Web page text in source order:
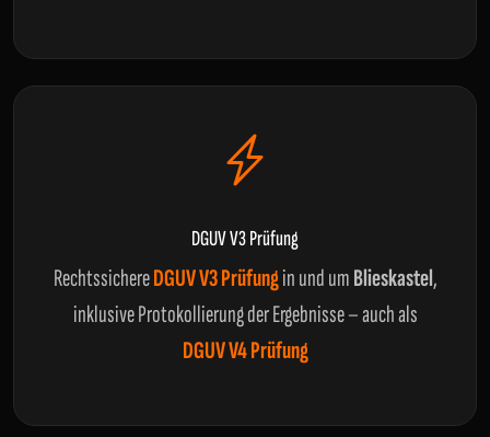
DGUV V3 Prüfung
RechtssichereDGUV V3 Prüfungin und umBlieskastel,
inklusive Protokollierung der Ergebnisse – auch als
DGUV V4 Prüfung